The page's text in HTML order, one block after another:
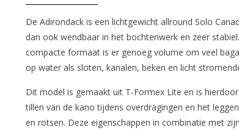
De Adirondack is een lichtgewicht allround Solo
dan ook wendbaar in het bochtenwerk en zeer
compacte formaat is er genoeg volume om veel
op water als sloten, kanalen, beken en licht
Dit model is gemaakt uit T-Formex Lite en is
tillen van de kano tijdens overdragingen en het
en rotsen. Deze eigenschappen in combinatie met